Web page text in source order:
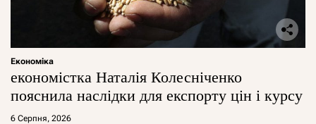
Економіка
економістка Наталія Колесніченко
пояснила наслідки для експорту цін і курсу
6 Серпня, 2026